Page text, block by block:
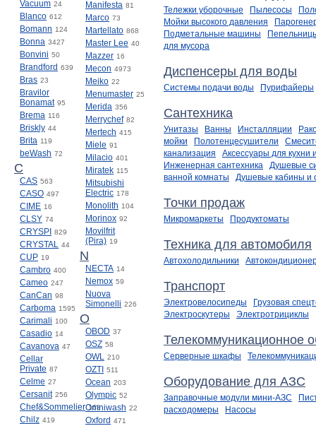
Vacuum 24
Blanco 612
Bomann 124
Bonna 3427
Bonvini 50
Brandford 639
Bras 23
Bravilor
Bonamat 95
Brema 116
Briskly 44
Brita 119
beWash 72
C
CAS 563
CASO 497
CIME 16
CLSY 74
CRYSPI 829
CRYSTAL 44
CUP 19
Cambro 400
Cameo 247
CanCan 98
Carboma 1595
Carimali 100
Casadio 14
Cavanova 47
Cellar
Private 87
Celme 27
Cersanit 256
Chef&Sommelier 168
Chilz 419
Manifesta 81
Marco 73
Martellato 868
Master Lee 40
Mazzer 16
Mecon 4973
Meiko 22
Menumaster 25
Merida 356
Merrychef 82
Mertech 415
Miele 91
Milacio 401
Miratek 115
Mitsubishi
Electric 178
Monolith 104
Morinox 92
Movilfrit
(Pira) 19
N
NECTA 14
Nemox 59
Nuova
Simonelli 226
O
OBOD 37
OSZ 58
OWL 210
OZTI 511
Ocean 203
Olympic 52
Omniwash 22
Oxford 471
Тележки уборочные Пылесосы
Мойки высокого давления
Подметальные машины
для мусора
Диспенсеры для воды
Системы подачи воды Пурифайеры
Сантехника
Унитазы Ванны Инсталляции
мойки
Полотенцесушители
канализация
Аксессуары для кухни
Инженерная сантехника
Душевые
ванной комнаты
Душевые кабины и
Точки продаж
Микромаркеты Продуктоматы
Техника для автомобиля
Автохолодильники
Транспорт
Электровелосипеды
Грузовая
Электроскутеры
Электротрициклы
Телекоммуникационное
Серверные шкафы
Оборудование для АЗС
Заправочные модули мини-АЗС
расходомеры
Насосы